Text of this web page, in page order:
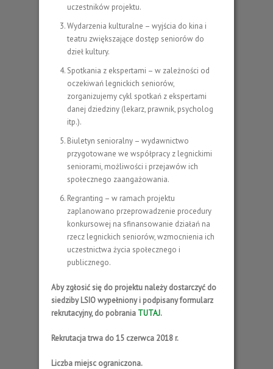
uczestników projektu.
Wydarzenia kulturalne – wyjścia do kina i
teatru zwiększające dostęp seniorów do
dzieł kultury.
Spotkania z ekspertami – w zależności od
oczekiwań legnickich seniorów,
zorganizujemy cykl spotkań z ekspertami
danej dziedziny (lekarz, prawnik, psycholog
itp.).
Biuletyn senioralny – wydawnictwo
przygotowane we współpracy z legnickimi
seniorami, możliwości i przejawów ich
społecznego zaangażowania.
Regranting – w ramach projektu
zaplanowano przeprowadzenie procedury
konkursowej na sfinansowanie działań na
rzecz legnickich seniorów, wzmocnienia ich
uczestnictwa życia społecznego i
publicznego.
Aby zgłosić się do projektu należy dostarczyć do
siedziby LSIO wypełniony i podpisany formularz
rekrutacyjny, do pobrania TUTAJ.
Rekrutacja trwa do 15 czerwca 2018 r.
Liczba miejsc ograniczona.